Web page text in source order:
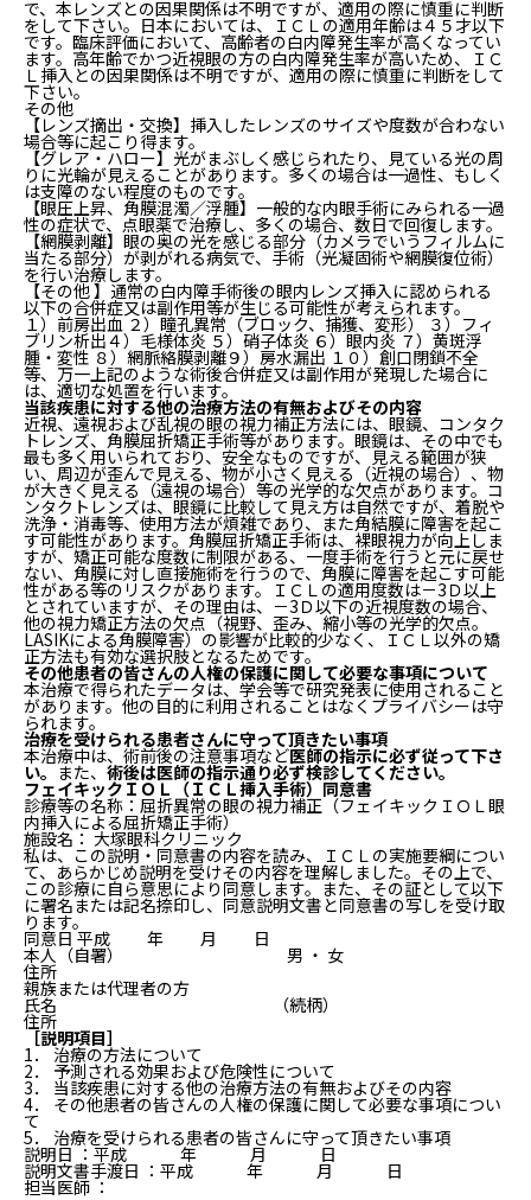
で、本レンズとの因果関係は不明ですが、適用の際に慎重に判断
をして下さい。日本においては、ＩＣＬの適用年齢は４５才以下
です。臨床評価において、高齢者の白内障発生率が高くなってい
ます。高年齢でかつ近視眼の方の白内障発生率が高いため、ＩＣ
Ｌ挿入との因果関係は不明ですが、適用の際に慎重に判断をして
下さい。
その他
【レンズ摘出・交換】挿入したレンズのサイズや度数が合わない
場合等に起こり得ます。
【グレア・ハロー】光がまぶしく感じられたり、見ている光の周
りに光輪が見えることがあります。多くの場合は一過性、もしく
は支障のない程度のものです。
【眼圧上昇、角膜混濁／浮腫】一般的な内眼手術にみられる一過
性の症状で、点眼薬で治療し、多くの場合、数日で回復します。
【網膜剥離】眼の奥の光を感じる部分（カメラでいうフィルムに
当たる部分）が剥がれる病気で、手術（光凝固術や網膜復位術）
を行い治療します。
【その他 】通常の白内障手術後の眼内レンズ挿入に認められる
以下の合併症又は副作用等が生じる可能性が考えられます。
１）前房出血 ２）瞳孔異常（ブロック、捕獲、変形） ３）フィ
ブリン析出４）毛様体炎 ５）硝子体炎 ６）眼内炎 ７）黄斑浮
腫・変性 ８）網脈絡膜剥離９）房水漏出 １０）創口閉鎖不全
等、万一上記のような術後合併症又は副作用が発現した場合に
は、適切な処置を行います。
当該疾患に対する他の治療方法の有無およびその内容
近視、遠視および乱視の眼の視力補正方法には、眼鏡、コンタク
トレンズ、角膜屈折矯正手術等があります。眼鏡は、その中でも
最も多く用いられており、安全なものですが、見える範囲が狭
い、周辺が歪んで見える、物が小さく見える（近視の場合）、物
が大きく見える（遠視の場合）等の光学的な欠点があります。コ
ンタクトレンズは、眼鏡に比較して見え方は自然ですが、着脱や
洗浄・消毒等、使用方法が煩雑であり、また角結膜に障害を起こ
す可能性があります。角膜屈折矯正手術は、裸眼視力が向上しま
すが、矯正可能な度数に制限がある、一度手術を行うと元に戻せ
ない、角膜に対し直接施術を行うので、角膜に障害を起こす可能
性がある等のリスクがあります。ＩＣＬの適用度数は－3Ｄ以上
とされていますが、その理由は、－3Ｄ以下の近視度数の場合、
他の視力矯正方法の欠点（視野、歪み、縮小等の光学的欠点。
LASIKによる角膜障害）の影響が比較的少なく、ＩＣＬ以外の矯
正方法も有効な選択肢となるためです。
その他患者の皆さんの人権の保護に関して必要な事項について
本治療で得られたデータは、学会等で研究発表に使用されること
があります。他の目的に利用されることはなくプライバシーは守
られます。
治療を受けられる患者さんに守って頂きたい事項
本治療中は、術前後の注意事項など医師の指示に必ず従って下さ
い。 また、 術後は医師の指示通り必ず検診してください。
フェイキックＩＯＬ（ＩＣＬ挿入手術）同意書
診療等の名称：屈折異常の眼の視力補正（フェイキックＩＯＬ眼
内挿入による屈折矯正手術）
施設名： 大塚眼科クリニック
私は、この説明・同意書の内容を読み、ＩＣＬの実施要綱につい
て、あらかじめ説明を受けその内容を理解しました。その上で、
この診療に自ら意思により同意します。また、その証として以下
に署名または記名捺印し、同意説明文書と同意書の写しを受け取
ります。
同意日 平成 年 月 日
本人（自署） 男 ・ 女
住所
親族または代理者の方
氏名 （続柄）
住所
［説明項目］
1． 治療の方法について
2． 予測される効果および危険性について
3． 当該疾患に対する他の治療方法の有無およびその内容
4． その他患者の皆さんの人権の保護に関して必要な事項につい
て
5． 治療を受けられる患者の皆さんに守って頂きたい事項
説明日 ：平成 年 月 日
説明文書手渡日 ：平成 年 月 日
担当医師 ：